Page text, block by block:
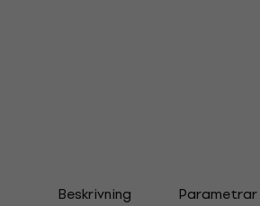
Beskrivning